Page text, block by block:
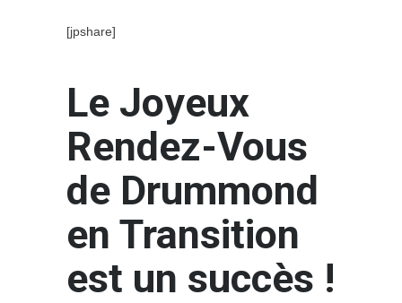
[jpshare]
Le Joyeux
Rendez-Vous
de Drummond
en Transition
est un succès !